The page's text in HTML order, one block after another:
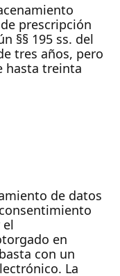
prescripción
§§ 195 ss. del
tres años, pero
hasta treinta
de datos
en
con un
La